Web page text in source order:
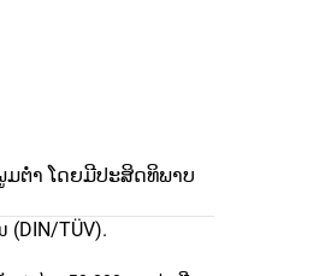
ຕ່ຳ ໂດຍມີປະສິດທິພາບ
TÜV).